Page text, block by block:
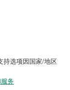
持选项因国家/地区
务